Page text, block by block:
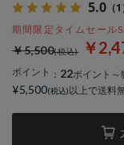
5.0 （1
期間限定タイムセー
￥
￥5,500
ポイント ： 22ポイント～
¥5,500 以上で送料